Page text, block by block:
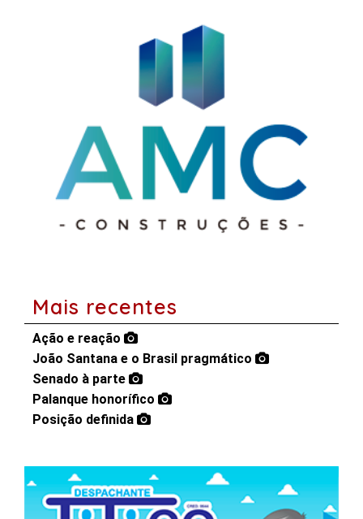
Mais recentes
Ação e reação
João Santana e o Brasil pragmático
Senado à parte
Palanque honorífico
Posição definida